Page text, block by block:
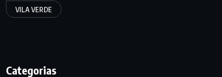
VILA VERDE
Categorias